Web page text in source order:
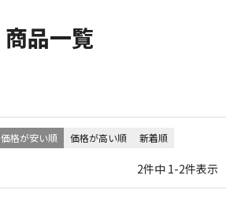
商品一覧
価格が安い順 価格が高い順 新着順
2件中 1-2件表示